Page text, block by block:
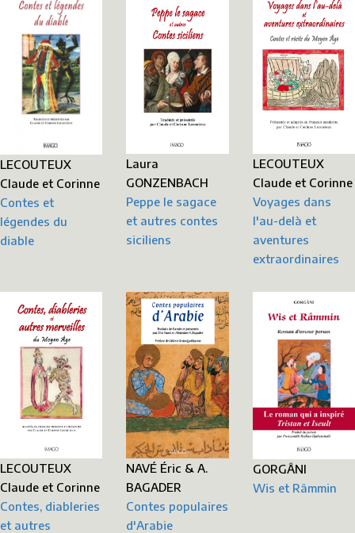
LECOUTEUX
Claude et Corinne
Contes et
légendes du
diable
Laura
GONZENBACH
Peppe le sagace
et autres contes
siciliens
LECOUTEUX
Claude et Corinne
Voyages dans
l'au-delà et
aventures
extraordinaires
LECOUTEUX
Claude et Corinne
Contes, diableries
et autres
NAVÉ Éric & A.
BAGADER
Contes populaires
d'Arabie
GORGÂNI
Wis et Râmmin